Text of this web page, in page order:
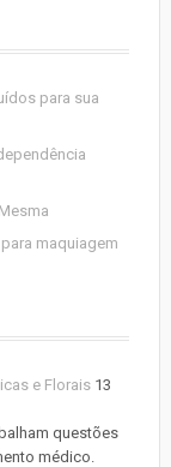
para sua
maquiagem
e Florais 13
questões
médico.